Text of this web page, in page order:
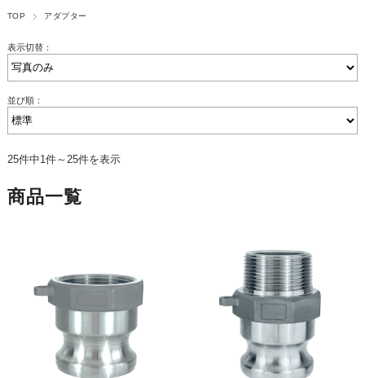
TOP アダプター
表示切替：
並び順：
25件中1件～25件を表示
商品一覧